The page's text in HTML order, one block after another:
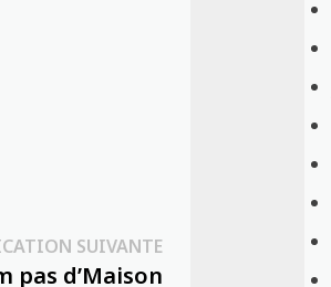
SUIVANTEPublication
suivante :
pas d’Maison